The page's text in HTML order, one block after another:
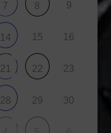
7 8 9
14 15 16
21 22 23
28 29 30